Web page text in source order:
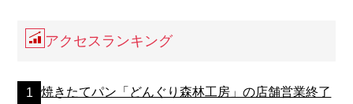
アクセスランキング
焼きたてパン「どんぐり森林工房」の店舗営業終了